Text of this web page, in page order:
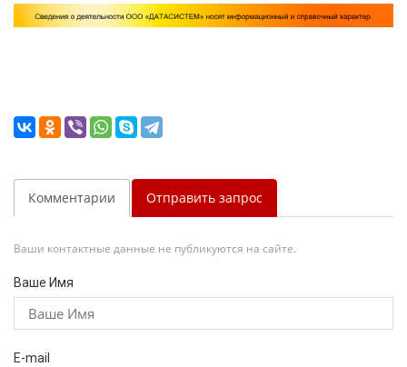
Комментарии Отправить запрос
Ваши контактные данные не публикуются на сайте.
Ваше Имя
E-mail